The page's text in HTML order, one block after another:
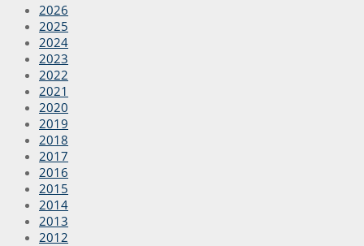
2026
2025
2024
2023
2022
2021
2020
2019
2018
2017
2016
2015
2014
2013
2012